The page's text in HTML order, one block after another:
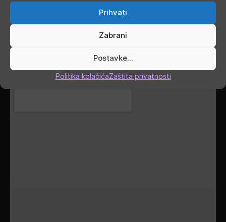
Prihvati
Zabrani
Postavke...
Politika kolačićaZaštita privatnosti